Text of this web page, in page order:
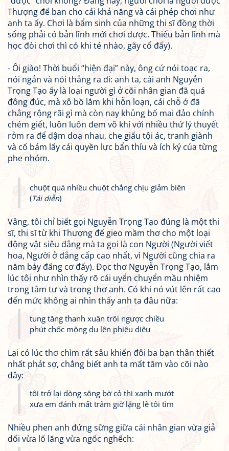
Thượng đế ban cho cái khả năng và cái phép chơi như
anh ta ấy. Chơi là bẩm sinh của những thi sĩ đồng thời
sống phải có bản lĩnh mới chơi được. Thiếu bản lĩnh mà
học đòi chơi thì có khi té nhào, gãy cổ đấy).
- Ôi giào! Thời buổi “hiện đại” này, ông cứ nói toạc ra,
nói ngắn và nói thẳng ra đi: anh ta, cái anh Nguyễn
Trọng Tạo ấy là loại người gì ở cõi nhân gian đã quá
đông đúc, mà xô bồ lắm khi hỗn loạn, cái chỗ ở đã
chẳng rộng rãi gì mà còn nay khủng bố mai đảo chính
chém giết, luôn luôn đem võ khí với nhiều thứ lý thuyết
rởm ra để dậm doạ nhau, che giấu tội ác, tranh giành
và cố bám lấy cái quyền lực bẩn thỉu và ích kỷ của từng
phe nhóm.
chuột quá nhiều chuột chẳng chịu giảm biên
(Tái diễn)
Vâng, tôi chỉ biết gọi Nguyễn Trọng Tạo đúng là một thi
sĩ, thi sĩ từ khi Thượng đế gieo mầm thơ cho một loại
động vật siêu đẳng mà ta gọi là con Người (Người viết
hoa, Người ở đẳng cấp cao nhất, vì Người cũng chia ra
năm bảy đấng cơ đấy). Đọc thơ Nguyễn Trọng Tạo, lắm
lúc tôi như nhìn thấy rõ cái uyển chuyển mầu nhiệm
trong tâm tư và trong thơ anh. Có khi nó vút lên rất cao
đến mức không ai nhìn thấy anh ta đâu nữa:
tung tăng thanh xuân trôi ngược chiều
phút chốc mộng du lên phiêu diêu
Lại có lúc thơ chìm rất sâu khiến đôi ba bạn thân thiết
nhất phát sợ, chẳng biết anh ta mất tăm vào cõi nào
đây:
tôi trở lại dòng sông bờ cỏ thi xanh mướt
xưa em đánh mất trâm giờ lặng lẽ tôi tìm
Nhiều phen anh đứng sững giữa cái nhân gian vừa giả
dối vừa lố lăng vừa ngốc nghếch: